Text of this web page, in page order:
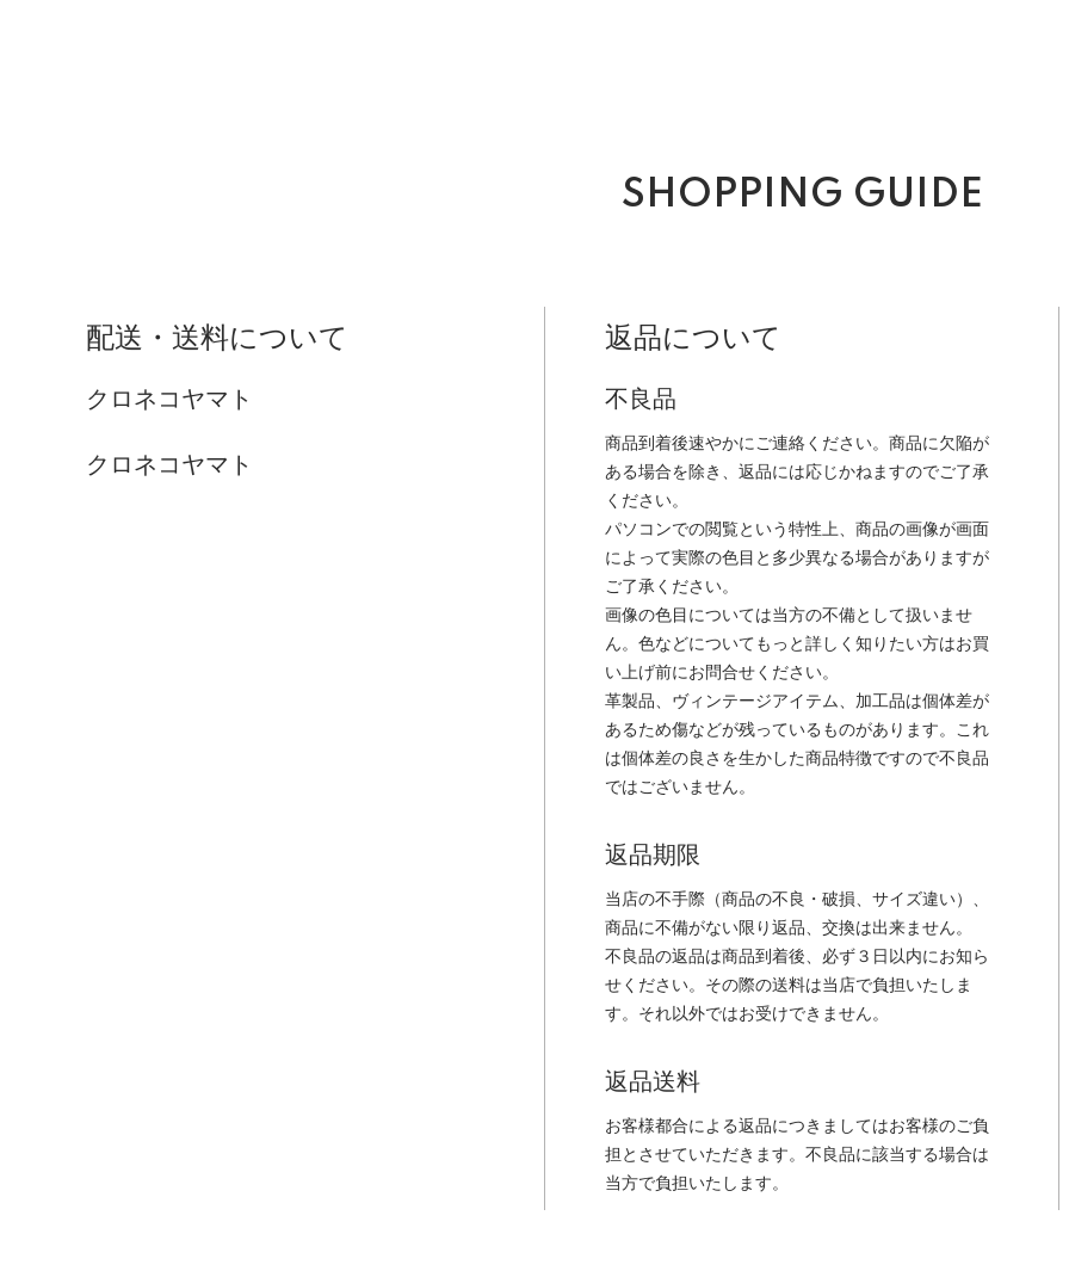
SHOPPING GUIDE
配送・送料について
クロネコヤマト
クロネコヤマト
返品について
不良品
商品到着後速やかにご連絡ください。商品に欠陥が
ある場合を除き、返品には応じかねますのでご了承
ください。
パソコンでの閲覧という特性上、商品の画像が画面
によって実際の色目と多少異なる場合がありますが
ご了承ください。
画像の色目については当方の不備として扱いませ
ん。色などについてもっと詳しく知りたい方はお買
い上げ前にお問合せください。
革製品、ヴィンテージアイテム、加工品は個体差が
あるため傷などが残っているものがあります。これ
は個体差の良さを生かした商品特徴ですので不良品
ではございません。
返品期限
当店の不手際（商品の不良・破損、サイズ違い）、
商品に不備がない限り返品、交換は出来ません。
不良品の返品は商品到着後、必ず３日以内にお知ら
せください。その際の送料は当店で負担いたしま
す。それ以外ではお受けできません。
返品送料
お客様都合による返品につきましてはお客様のご負
担とさせていただきます。不良品に該当する場合は
当方で負担いたします。